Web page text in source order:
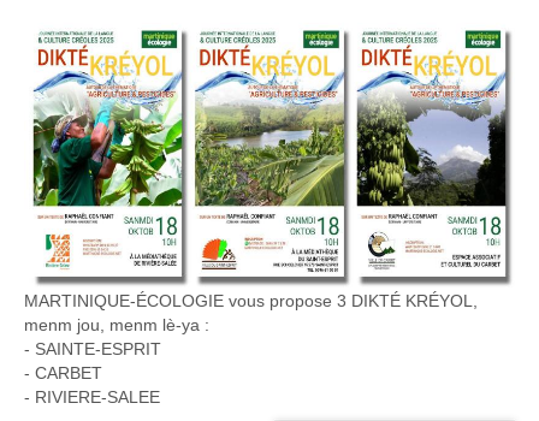
MARTINIQUE-ÉCOLOGIE vous propose 3 DIKTÉ KRÉYOL,
menm jou, menm lè-ya :
- SAINTE-ESPRIT
- ⁠CARBET
- ⁠RIVIERE-SALEE